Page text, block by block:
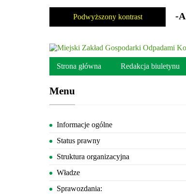
zawartości
Podwyższony kontrast -A
Strona główna Redakcja biuletynu
Menu
Informacje ogólne
Status prawny
Struktura organizacyjna
Władze
Sprawozdania: